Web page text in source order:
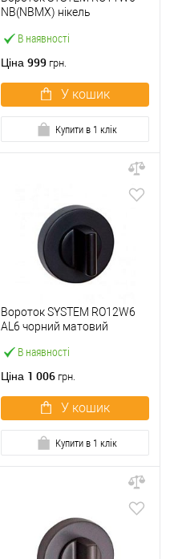
В наявності
NB(NBMX) нікель
Ціна 999 грн.
У кошик
Купити в 1 клік
В наявності
Вороток SYSTEM RO12W6
AL6 чорний матовий
Ціна 1 006 грн.
У кошик
Купити в 1 клік